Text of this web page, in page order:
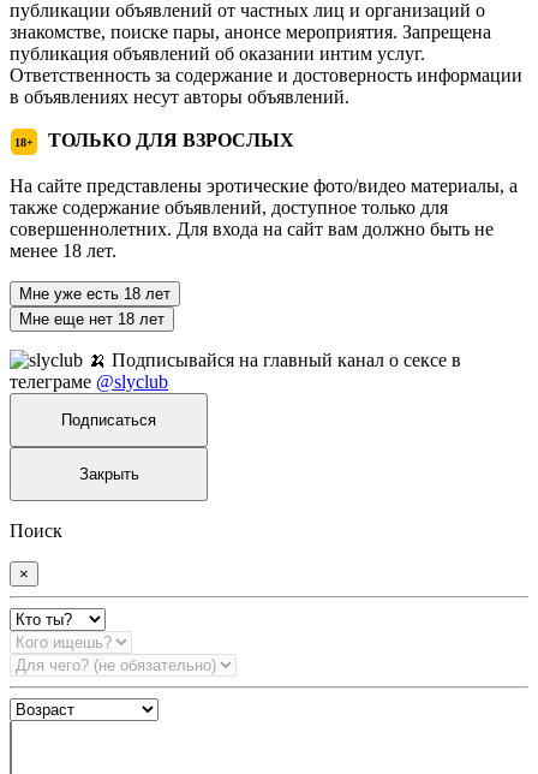
публикации объявлений от частных лиц и организаций о
знакомстве, поиске пары, анонсе мероприятия. Запрещена
публикация объявлений об оказании интим услуг.
Ответственность за содержание и достоверность информации
в объявлениях несут авторы объявлений.
18+ ТОЛЬКО ДЛЯ ВЗРОСЛЫХ
На сайте представлены эротические фото/видео материалы, а
также содержание объявлений, доступное только для
совершеннолетних. Для входа на сайт вам должно быть не
менее 18 лет.
Мне уже есть 18 лет
Мне еще нет 18 лет
🍌 Подписывайся на главный канал о сексе в
телеграме @slyclub
Подписаться
Закрыть
Поиск
×